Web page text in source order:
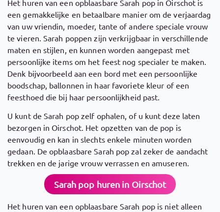
Het huren van een opblaasbare Sarah pop in Oirschot is
een gemakkelijke en betaalbare manier om de verjaardag
van uw vriendin, moeder, tante of andere speciale vrouw
te vieren. Sarah poppen zijn verkrijgbaar in verschillende
maten en stijlen, en kunnen worden aangepast met
persoonlijke items om het feest nog specialer te maken.
Denk bijvoorbeeld aan een bord met een persoonlijke
boodschap, ballonnen in haar favoriete kleur of een
feesthoed die bij haar persoonlijkheid past.
U kunt de Sarah pop zelf ophalen, of u kunt deze laten
bezorgen in Oirschot. Het opzetten van de pop is
eenvoudig en kan in slechts enkele minuten worden
gedaan. De opblaasbare Sarah pop zal zeker de aandacht
trekken en de jarige vrouw verrassen en amuseren.
Sarah pop huren in Oirschot
Het huren van een opblaasbare Sarah pop is niet alleen